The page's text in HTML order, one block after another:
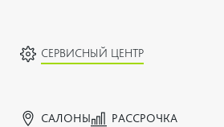
СЕРВИСНЫЙ ЦЕНТР
САЛОНЫ РАССРОЧКА